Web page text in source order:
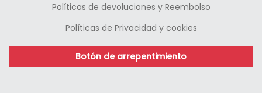
Políticas de devoluciones y Reembolso
Políticas de Privacidad y cookies
Botón de arrepentimiento